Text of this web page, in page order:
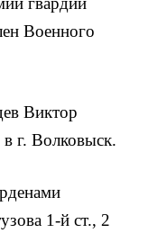
Военного
Виктор
г. Волковыск.
1-й ст., 2